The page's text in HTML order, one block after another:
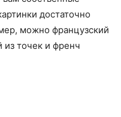
достаточно
можно французский
из точек и френч